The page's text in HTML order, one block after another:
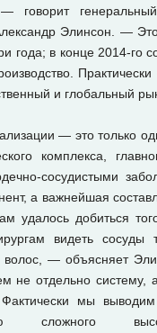
— говорит
Элинсон. —
года; в конце 2014-го
и глобальный
— это только
комплекса,
сосудистыми
а важнейшая
удалось добиться
видеть
волос, — объясняет
не отдельно систему,
мы
сложного